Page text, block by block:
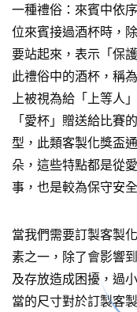
一種禮俗：來賓中依
位來賓接過酒杯時，
要站起來，表示「保
此禮俗中的酒杯，稱
上被視為給「上等人
「愛杯」贈送給比賽
型，此類客製化獎盃
朵，這些特點都是從
事，也是較為保守安
當我們需要訂製客製
素之一，除了會影響
及存放造成困擾，過
當的尺寸對於訂製客